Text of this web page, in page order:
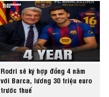
Rodri sẽ ký hợp đồng 4 năm
với Barca, lương 30 triệu euro
trước thuế